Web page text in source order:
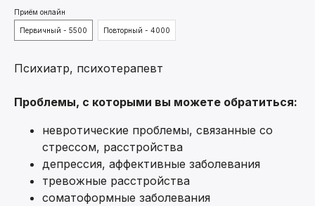
Приём онлайн
Первичный - 5500 Повторный - 4000
Психиатр, психотерапевт
Проблемы, с которыми вы можете обратиться:
невротические проблемы, связанные со
стрессом, расстройства
депрессия, аффективные заболевания
тревожные расстройства
соматоформные заболевания